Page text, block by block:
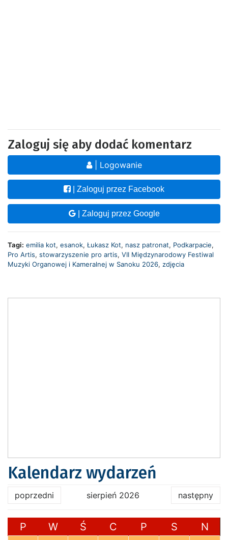
Zaloguj się aby dodać komentarz
| Logowanie
| Zaloguj przez Facebook
| Zaloguj przez Google
Tagi: emilia kot, esanok, Łukasz Kot, nasz patronat, Podkarpacie,
Pro Artis, stowarzyszenie pro artis, VII Międzynarodowy Festiwal
Muzyki Organowej i Kameralnej w Sanoku 2026, zdjęcia
Kalendarz wydarzeń
poprzedni sierpień 2026 następny
P W Ś C P S N